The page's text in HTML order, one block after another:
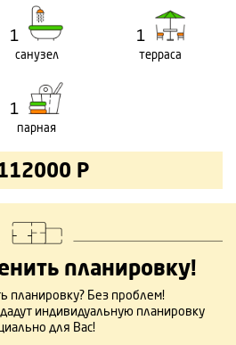
1
санузел
1
терраса
1
парная
Р
планировку!
планировку? Без проблем!
индивидуальную планировку
для Вас!